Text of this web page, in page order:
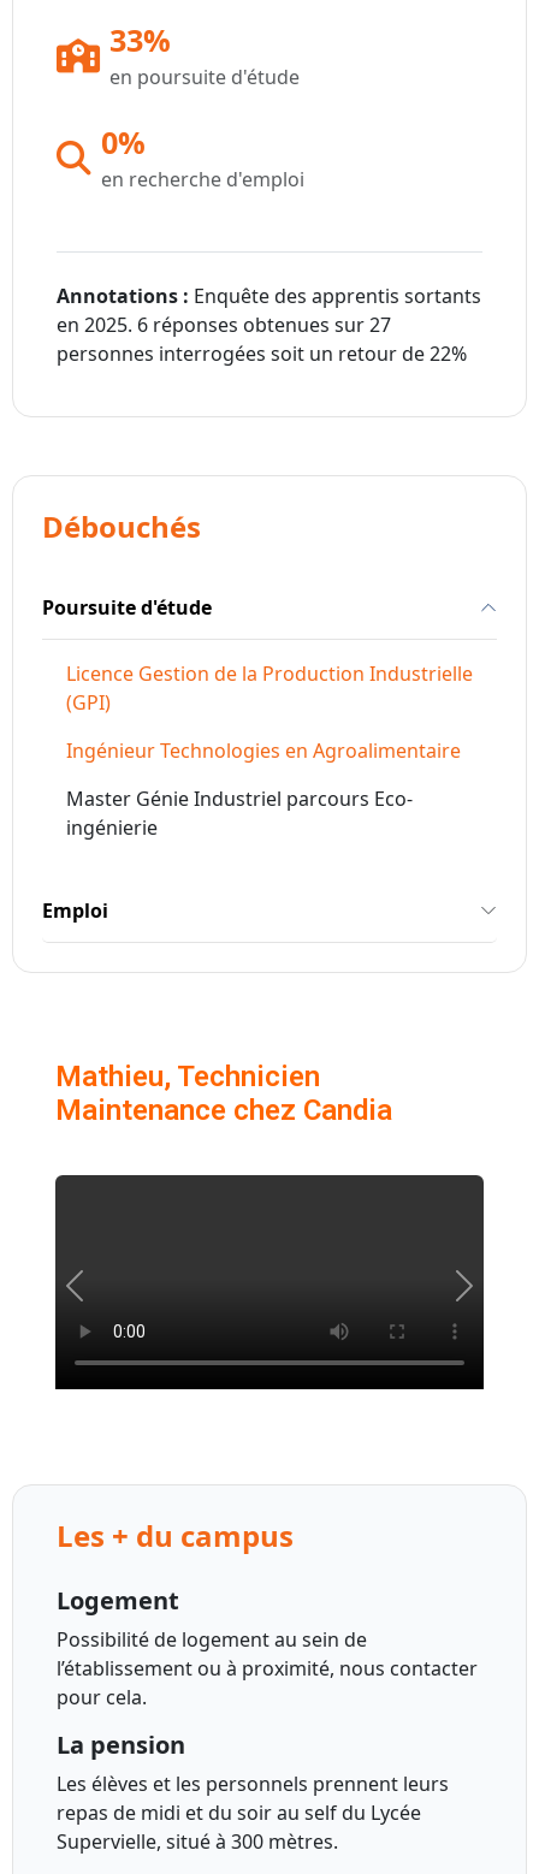
33%
en poursuite d'étude
0%
en recherche d'emploi
Annotations : Enquête des apprentis sortants
en 2025. 6 réponses obtenues sur 27
personnes interrogées soit un retour de 22%
Débouchés
Poursuite d'étude
Licence Gestion de la Production Industrielle
(GPI)
Ingénieur Technologies en Agroalimentaire
Master Génie Industriel parcours Eco-
ingénierie
Emploi
Mathieu, Technicien
Maintenance chez Candia
Les + du campus
Logement
Possibilité de logement au sein de
l’établissement ou à proximité, nous contacter
pour cela.
La pension
Les élèves et les personnels prennent leurs
repas de midi et du soir au self du Lycée
Supervielle, situé à 300 mètres.